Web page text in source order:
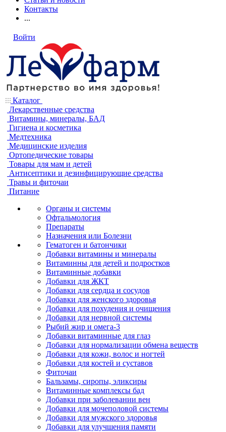
Контакты
...
Войти
Каталог
Лекарственные средства
Витамины, минералы, БАД
Гигиена и косметика
Медтехника
Медицинские изделия
Ортопедические товары
Товары для мам и детей
Антисептики и дезинфицирующие средства
Травы и фиточаи
Питание
Органы и системы
Офтальмология
Препараты
Назначения или Болезни
Гематоген и батончики
Добавки витамины и минералы
Витаминны для детей и подростков
Витаминные добавки
Добавки для ЖКТ
Добавки для сердца и сосудов
Добавки для женского здоровья
Добавки для похудения и очищения
Добавки для нервной системы
Рыбий жир и омега-3
Добавки витаминные для глаз
Добавки для нормализации обмена веществ
Добавки для кожи, волос и ногтей
Добавки для костей и суставов
Фиточаи
Бальзамы, сиропы, эликсиры
Витаминные комплексы бад
Добавки при заболевании вен
Добавки для мочеполовой системы
Добавки для мужского здоровья
Добавки для улучшения памяти